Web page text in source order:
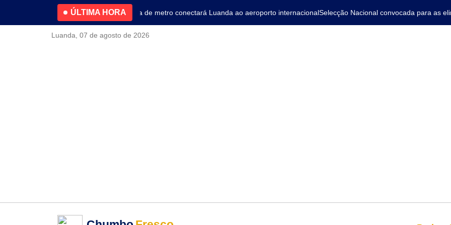
ÚLTIMA HORA
4.2% no primeiro trimestreNova linha de metro conectará Luanda ao aeroporto internacionalSelecção Nacional convocada para as
Luanda, 07 de agosto de 2026